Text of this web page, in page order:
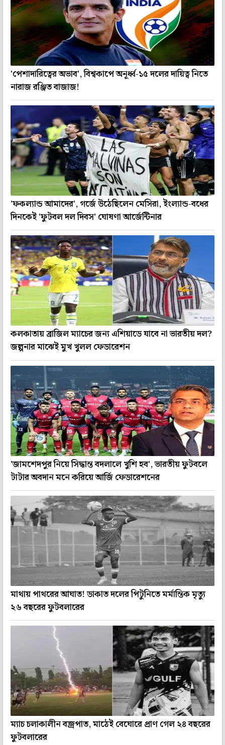
'পেশাদারিত্বের অভাব', বিশ্বকাপে অনূর্ধ্ব-১৫ দলের দায়িত্ব নিতে
নারাজ রঞ্জিত বাজাজ!
'ফকল্যান্ড আমাদের', গর্জে উঠেছিলেন মেসিরা, ইংল্যান্ড-বধের
দিনকেই 'ফুটবল দল দিবস' ঘোষণা আর্জেন্টিনার
কলকাতায় ব্রাজিল ম্যাচের জন্য এশিয়াডে যাবে না ভারতীয় দল?
জল্পনার মাঝেই মুখ খুলল ফেডারেশন
'জামশেদপুর নিয়ে সিদ্ধান্ত বদলালে খুশি হব', ভারতীয় ফুটবলে
টাটার অবদান মনে করিয়ে আর্জি ফেডারেশনের
মাথায় পাথরের আঘাত! ডাকাত দলের পিটুনিতে মর্মান্তিক মৃত্যু
২৬ বছরের ফুটবলারের
ম্যাচ চলাকালীন বজ্রপাত, মাঠেই বেঘোরে প্রাণ গেল ২৪ বছরের
ফুটবলারের